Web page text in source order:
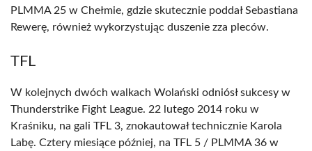
PLMMA 25 w Chełmie, gdzie skutecznie poddał Sebastiana
Rewerę, również wykorzystując duszenie zza pleców.
TFL
W kolejnych dwóch walkach Wolański odniósł sukcesy w
Thunderstrike Fight League. 22 lutego 2014 roku w
Kraśniku, na gali TFL 3, znokautował technicznie Karola
Labę. Cztery miesiące później, na TFL 5 / PLMMA 36 w